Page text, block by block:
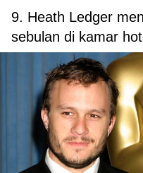
9. Heath Ledger
sebulan di kamar